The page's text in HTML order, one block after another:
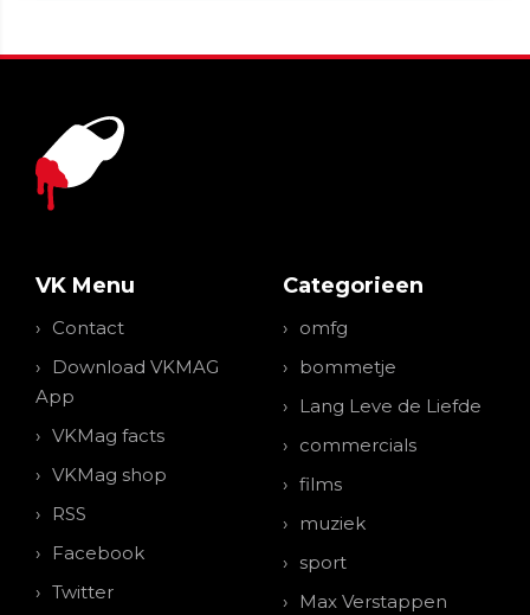
VK Menu
Contact
Download VKMAG
App
VKMag facts
VKMag shop
RSS
Facebook
Twitter
Categorieen
omfg
bommetje
Lang Leve de Liefde
commercials
films
muziek
sport
Max Verstappen